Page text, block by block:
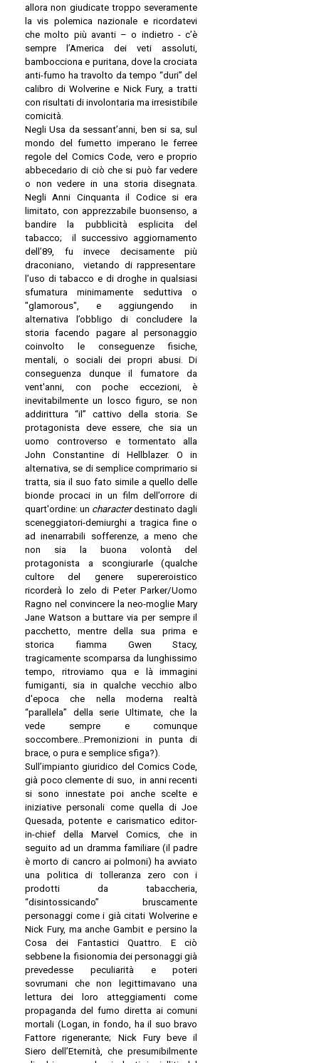
allora non giudicate troppo severamente
la vis polemica nazionale e ricordatevi
che molto più avanti – o indietro - c’è
sempre l’America dei veti assoluti,
bambocciona e puritana, dove la crociata
anti-fumo ha travolto da tempo “duri” del
calibro di Wolverine e Nick Fury, a tratti
con risultati di involontaria ma irresistibile
comicità.
Negli Usa da sessant’anni, ben si sa, sul
mondo del fumetto imperano le ferree
regole del Comics Code, vero e proprio
abbecedario di ciò che si può far vedere
o non vedere in una storia disegnata.
Negli Anni Cinquanta il Codice si era
limitato, con apprezzabile buonsenso, a
bandire la pubblicità esplicita del
tabacco; il successivo aggiornamento
dell’89, fu invece decisamente più
draconiano, vietando di rappresentare
l’uso di tabacco e di droghe in qualsiasi
sfumatura minimamente seduttiva o
"glamorous", e aggiungendo in
alternativa l’obbligo di concludere la
storia facendo pagare al personaggio
coinvolto le conseguenze fisiche,
mentali, o sociali dei propri abusi. Di
conseguenza dunque il fumatore da
vent'anni, con poche eccezioni, è
inevitabilmente un losco figuro, se non
addirittura “il” cattivo della storia. Se
protagonista deve essere, che sia un
uomo controverso e tormentato alla
John Constantine di Hellblazer. O in
alternativa, se di semplice comprimario si
tratta, sia il suo fato simile a quello delle
bionde procaci in un film dell’orrore di
quart'ordine: un characterdestinato dagli
sceneggiatori-demiurghi a tragica fine o
ad inenarrabili sofferenze, a meno che
non sia la buona volontà del
protagonista a scongiurarle (qualche
cultore del genere supereroistico
ricorderà lo zelo di Peter Parker/Uomo
Ragno nel convincere la neo-moglie Mary
Jane Watson a buttare via per sempre il
pacchetto, mentre della sua prima e
storica fiamma Gwen Stacy,
tragicamente scomparsa da lunghissimo
tempo, ritroviamo qua e là immagini
fumiganti, sia in qualche vecchio albo
d'epoca che nella moderna realtà
“parallela” della serie Ultimate, che la
vede sempre e comunque
soccombere...Premonizioni in punta di
brace, o pura e semplice sfiga?).
Sull’impianto giuridico del Comics Code,
già poco clemente di suo, in anni recenti
si sono innestate poi anche scelte e
iniziative personali come quella di Joe
Quesada, potente e carismatico editor-
in-chief della Marvel Comics, che in
seguito ad un dramma familiare (il padre
è morto di cancro ai polmoni) ha avviato
una politica di tolleranza zero con i
prodotti da tabaccheria,
“disintossicando” bruscamente
personaggi come i già citati Wolverine e
Nick Fury, ma anche Gambit e persino la
Cosa dei Fantastici Quattro. E ciò
sebbene la fisionomia dei personaggi già
prevedesse peculiarità e poteri
sovrumani che non legittimavano una
lettura dei loro atteggiamenti come
propaganda del fumo diretta ai comuni
mortali (Logan, in fondo, ha il suo bravo
Fattore rigenerante; Nick Fury beve il
Siero dell’Eternità, che presumibilmente